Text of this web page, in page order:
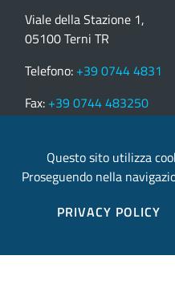
Viale della Stazione 1,
05100 Terni TR
Telefono: +39 0744 4831
Fax: +39 0744 483250
email:
Questo sito utilizza
Proseguendo nella
PRIVACY POLICY